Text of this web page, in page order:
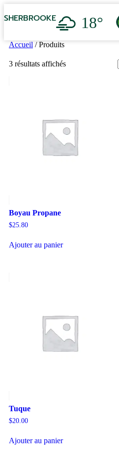
SHERBROOKE 18°
Accueil / Produits
3 résultats affichés
Boyau Propane
$25.80
Ajouter au panier
Tuque
$20.00
Ajouter au panier